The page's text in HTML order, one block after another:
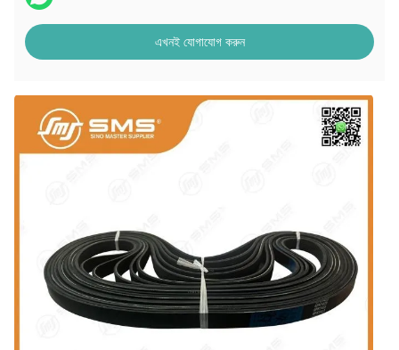
এখনই যোগাযোগ করুন